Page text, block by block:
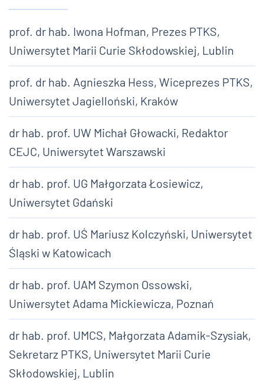
prof. dr hab. Iwona Hofman, Prezes PTKS,
Uniwersytet Marii Curie Skłodowskiej, Lublin
prof. dr hab. Agnieszka Hess, Wiceprezes PTKS,
Uniwersytet Jagielloński, Kraków
dr hab. prof. UW Michał Głowacki, Redaktor
CEJC, Uniwersytet Warszawski
dr hab. prof. UG Małgorzata Łosiewicz,
Uniwersytet Gdański
dr hab. prof. UŚ Mariusz Kolczyński, Uniwersytet
Śląski w Katowicach
dr hab. prof. UAM Szymon Ossowski,
Uniwersytet Adama Mickiewicza, Poznań
dr hab. prof. UMCS, Małgorzata Adamik-Szysiak,
Sekretarz PTKS, Uniwersytet Marii Curie
Skłodowskiej, Lublin